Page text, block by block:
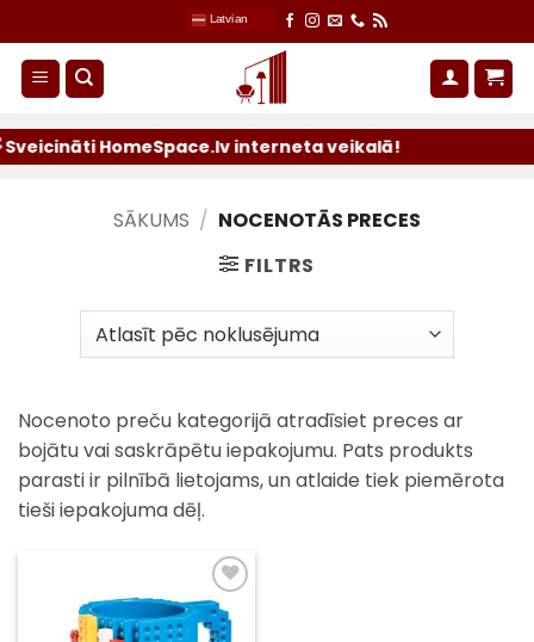
to
content
Latvian
HomeSpace.lv interneta veikalā!
SĀKUMS / NOCENOTĀS PRECES
FILTRS
Nocenoto preču kategorijā atradīsiet preces ar
bojātu vai saskrāpētu iepakojumu. Pats produkts
parasti ir pilnībā lietojams, un atlaide tiek piemērota
tieši iepakojuma dēļ.
Pievienot
sarakstam